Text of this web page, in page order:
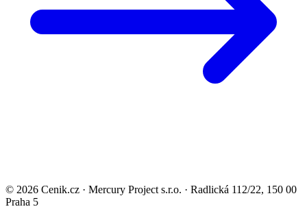
© 2026 Cenik.cz · Mercury Project s.r.o. · Radlická 112/22, 150 00
Praha 5